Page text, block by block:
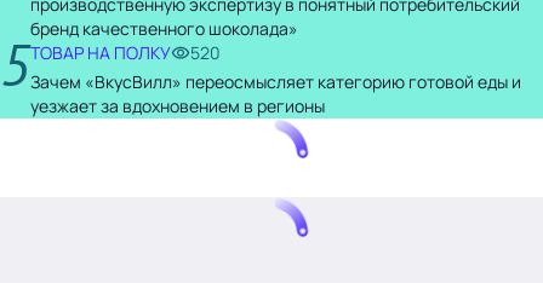
производственную экспертизу в понятный потребительский
бренд качественного шоколада»
5ТОВАР НА ПОЛКУ
520
Зачем «ВкусВилл» переосмысляет категорию готовой еды и
уезжает за вдохновением в регионы